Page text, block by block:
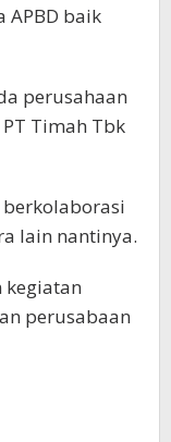
APBD baik
perusahaan
Timah Tbk
lain nantinya.
kegiatan
perusabaan